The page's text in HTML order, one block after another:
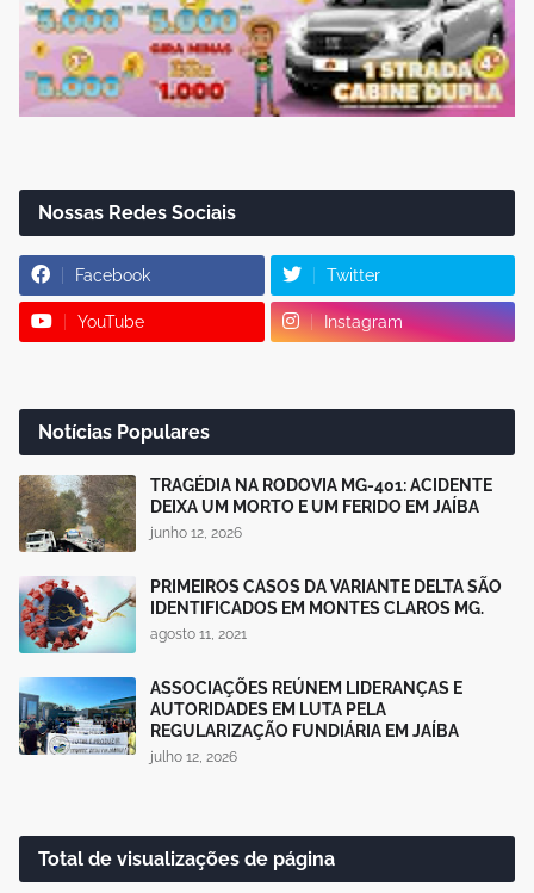
Nossas Redes Sociais
Facebook Twitter
YouTube Instagram
Notícias Populares
TRAGÉDIA NA RODOVIA MG-401: ACIDENTE
DEIXA UM MORTO E UM FERIDO EM JAÍBA
junho 12, 2026
PRIMEIROS CASOS DA VARIANTE DELTA SÃO
IDENTIFICADOS EM MONTES CLAROS MG.
agosto 11, 2021
ASSOCIAÇÕES REÚNEM LIDERANÇAS E
AUTORIDADES EM LUTA PELA
REGULARIZAÇÃO FUNDIÁRIA EM JAÍBA
julho 12, 2026
Total de visualizações de página